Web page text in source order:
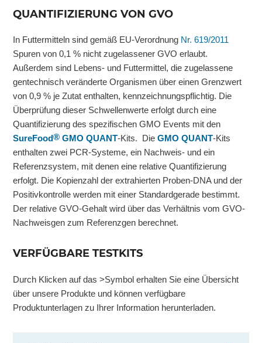
QUANTIFIZIERUNG VON GVO
In Futtermitteln sind gemäß EU-Verordnung Nr. 619/2011
Spuren von 0,1 % nicht zugelassener GVO erlaubt.
Außerdem sind Lebens- und Futtermittel, die zugelassene
gentechnisch veränderte Organismen über einen Grenzwert
von 0,9 % je Zutat enthalten, kennzeichnungspflichtig. Die
Überprüfung dieser Schwellenwerte erfolgt durch eine
Quantifizierung des spezifischen GMO Events mit den
SureFood® GMO QUANT-Kits. DieGMO QUANT-Kits
enthalten zwei PCR-Systeme, ein Nachweis- und ein
Referenzsystem, mit denen eine relative Quantifizierung
erfolgt. Die Kopienzahl der extrahierten Proben-DNA und der
Positivkontrolle werden mit einer Standardgerade bestimmt.
Der relative GVO-Gehalt wird über das Verhältnis vom GVO-
Nachweisgen zum Referenzgen berechnet.
VERFÜGBARE TESTKITS
Durch Klicken auf das >Symbol erhalten Sie eine Übersicht
über unsere Produkte und können verfügbare
Produktunterlagen zu Ihrer Information herunterladen.